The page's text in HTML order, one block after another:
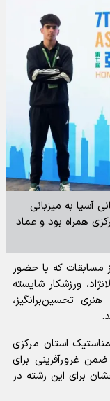
آسیا به میزبانی
همراه بود و عماد
مسابقات که با حضور
ورزشکار شایسته
تحسین‌برانگیز،
استان مرکزی
غرورآفرینی برای
برای این رشته در